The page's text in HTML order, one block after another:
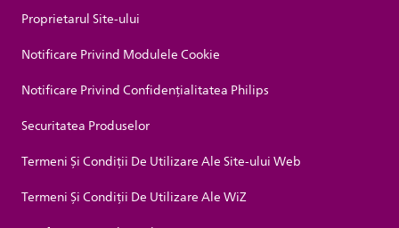
Proprietarul Site-ului
Notificare Privind Modulele Cookie
Notificare Privind Confidențialitatea Philips
Securitatea Produselor
Termeni Și Condiții De Utilizare Ale Site-ului Web
Termeni Și Condiții De Utilizare Ale WiZ